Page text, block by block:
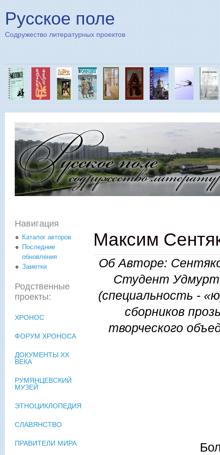
Русское поле
Содружество литературных проектов
Максим
Об Авторе:
Студент
(специальность -
сборников
творческого
Навигация
Каталог авторов
Последние
обновления
Заметки
Родственные
проекты:
ХРОНОС
ФОРУМ ХРОНОСА
ДОКУМЕНТЫ XX
ВЕКА
РУМЯНЦЕВСКИЙ
МУЗЕЙ
ЭТНОЦИКЛОПЕДИЯ
СЛАВЯНСТВО
ПРАВИТЕЛИ МИРА